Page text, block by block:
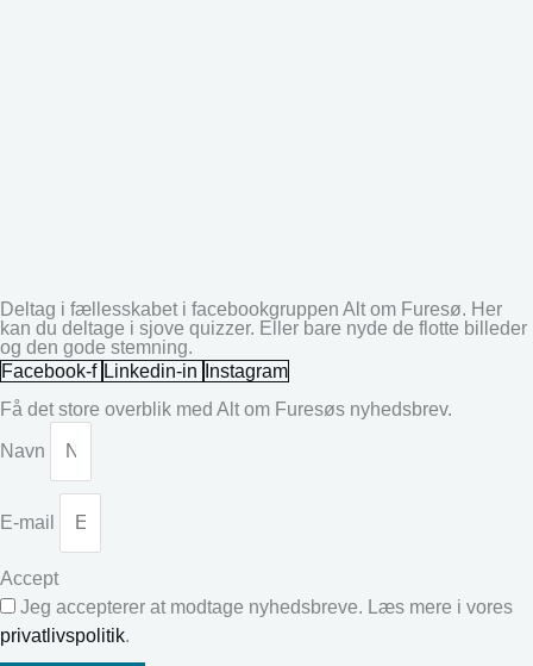
Deltag i fællesskabet i facebookgruppen Alt om Furesø. Her
kan du deltage i sjove quizzer. Eller bare nyde de flotte billeder
og den gode stemning.
Facebook-f Linkedin-in
Instagram
Få det store overblik med Alt om Furesøs nyhedsbrev.
Navn
E-mail
Accept
Jeg accepterer at modtage nyhedsbreve. Læs mere i vores
privatlivspolitik.